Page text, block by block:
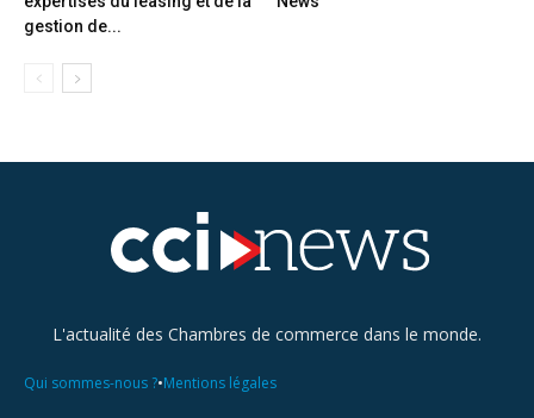
gestion de...
L'actualité des Chambres de commerce dans le monde.
Qui sommes-nous ?•Mentions légales